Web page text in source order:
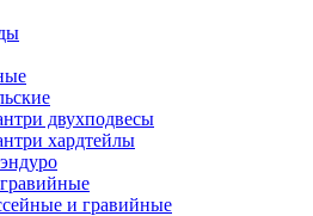
двухподвесы
хардтейлы
и гравийные